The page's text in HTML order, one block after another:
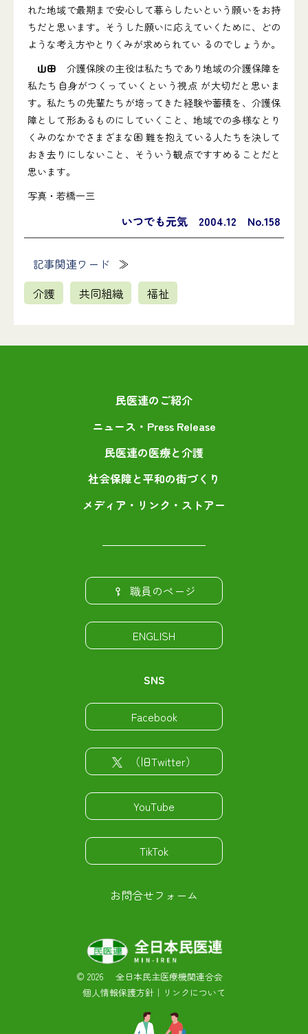
れた地域で最期まで安心して暮らしたいという願いをお持
ちだと思います。そうした願いに応えていくために、どの
ような考え方やとりくみが求められてい るのでしょうか。
山田 介護保険の主役は私たちであり地域の介護保障を
私たち自身がつくっていくという視点 が大切だと思いま
す。私たちの先輩たちが培ってきた経験や蓄積を、介護保
障として形あるものにしていくこと、地域での多様なとり
くみのなかでさまざまな困 難を抱えている人たちを決して
おき去りにしないこと、そういう観点ですすめることだと
思います。
写真・若橋一三
いつでも元気 2004.12 No.158
記事関連ワード
介護
共同組織 福祉
民医連のご紹介
ニュース・Press Release
民医連の医療と介護
社会保障と平和の街づくり
メディア・リンク・ストアー
職員のページ
ENGLISH
SNS
Facebook
（旧Twitter）
YouTube
TikTok
お問合せフォーム
© 2026 全日本民主医療機関連合会
個人情報保護方針 ｜ リンクについて